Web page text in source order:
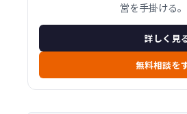
営を手掛ける。
詳しく見
無料相談を